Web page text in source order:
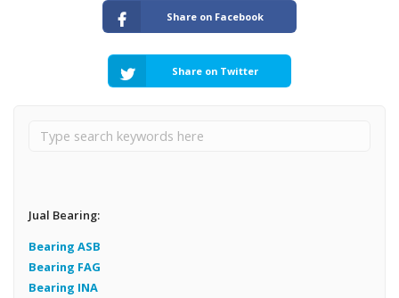
Share on Facebook
Share on Twitter
Jual Bearing:
Bearing ASB
Bearing FAG
Bearing INA